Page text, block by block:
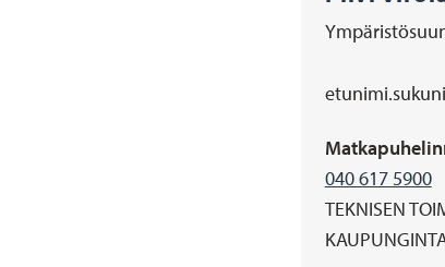
040 617 5900
Address
TEKNISEN